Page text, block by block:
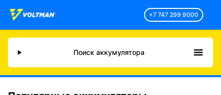
+7 747 299 9000
Поиск аккумулятора